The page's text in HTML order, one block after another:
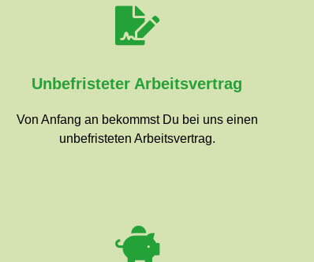
Unbefristeter Arbeitsvertrag
Von Anfang an bekommst Du bei uns einen
unbefristeten Arbeitsvertrag.